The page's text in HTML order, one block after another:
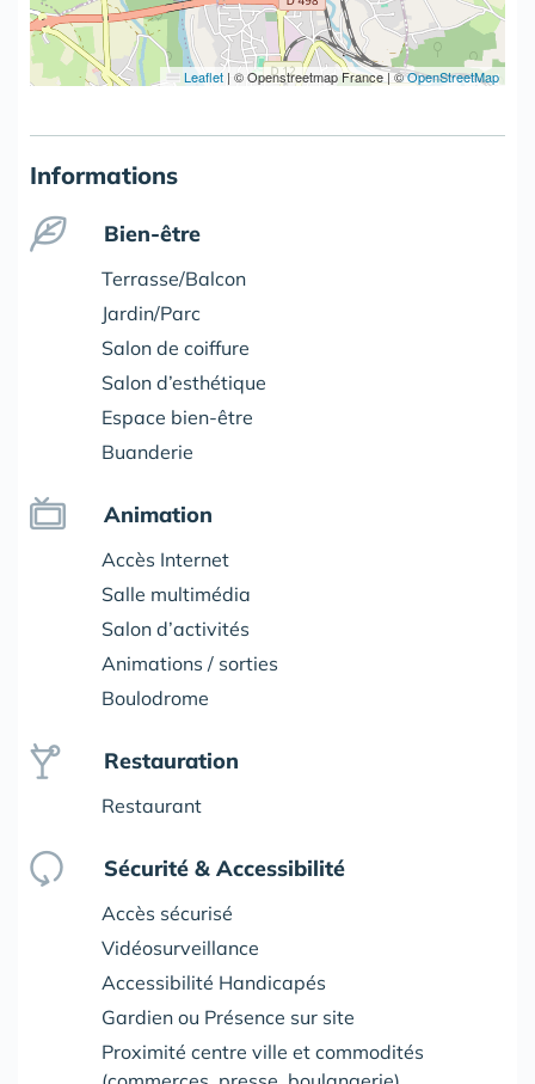
Leaflet | © Openstreetmap France | ©OpenStreetMap
Informations
Bien-être
Terrasse/Balcon
Jardin/Parc
Salon de coiffure
Salon d’esthétique
Espace bien-être
Buanderie
Animation
Accès Internet
Salle multimédia
Salon d’activités
Animations / sorties
Boulodrome
Restauration
Restaurant
Sécurité & Accessibilité
Accès sécurisé
Vidéosurveillance
Accessibilité Handicapés
Gardien ou Présence sur site
Proximité centre ville et commodités